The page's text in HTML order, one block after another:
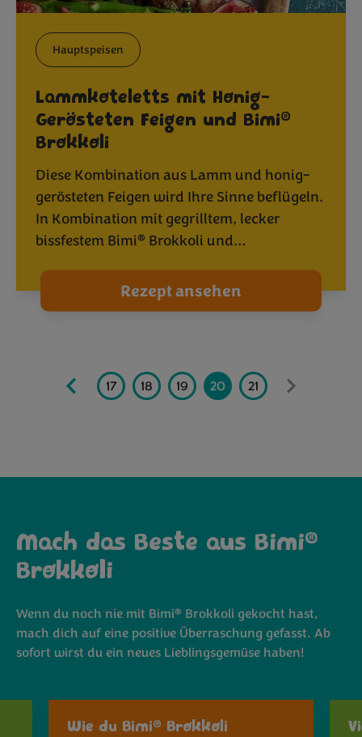
Hauptspeisen
Lammkoteletts mit Honig-
Gerösteten Feigen und Bimi®
Brokkoli
Diese Kombination aus Lamm und honig-
gerösteten Feigen wird Ihre Sinne beflügeln.
In Kombination mit gegrilltem, lecker
bissfestem Bimi® Brokkoli und…
Rezept ansehen
16 17 18 19 20 21
Mach das Beste aus Bimi®
Brokkoli
Wenn du noch nie mit Bimi® Brokkoli gekocht hast,
mach dich auf eine positive Überraschung gefasst. Ab
sofort wirst du ein neues Lieblingsgemüse haben!
Wie du Bimi® Brokkoli